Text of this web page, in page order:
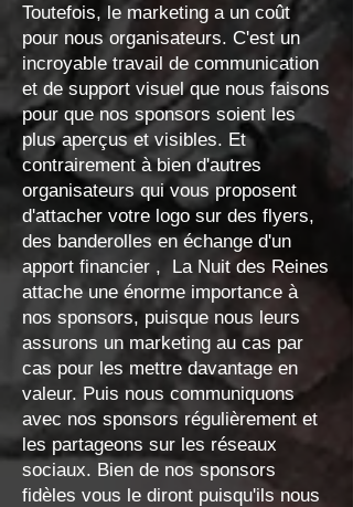
Toutefois, le marketing a un coût
pour nous organisateurs. C'est un
incroyable travail de communication
et de support visuel que nous faisons
pour que nos sponsors soient les
plus aperçus et visibles. Et
contrairement à bien d'autres
organisateurs qui vous proposent
d'attacher votre logo sur des flyers,
des banderolles en échange d'un
apport financier , La Nuit des Reines
attache une énorme importance à
nos sponsors, puisque nous leurs
assurons un marketing au cas par
cas pour les mettre davantage en
valeur. Puis nous communiquons
avec nos sponsors régulièrement et
les partageons sur les réseaux
sociaux. Bien de nos sponsors
fidèles vous le diront puisqu'ils nous